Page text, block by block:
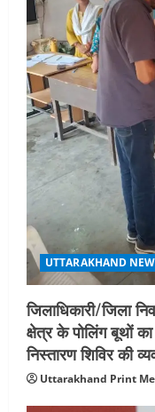
4
UTTARAKHAND
जिलाधिकारी/जिला
क्षेत्र के पोलिंग बूथों
निस्तारण शिविर की
Uttarakhand Print